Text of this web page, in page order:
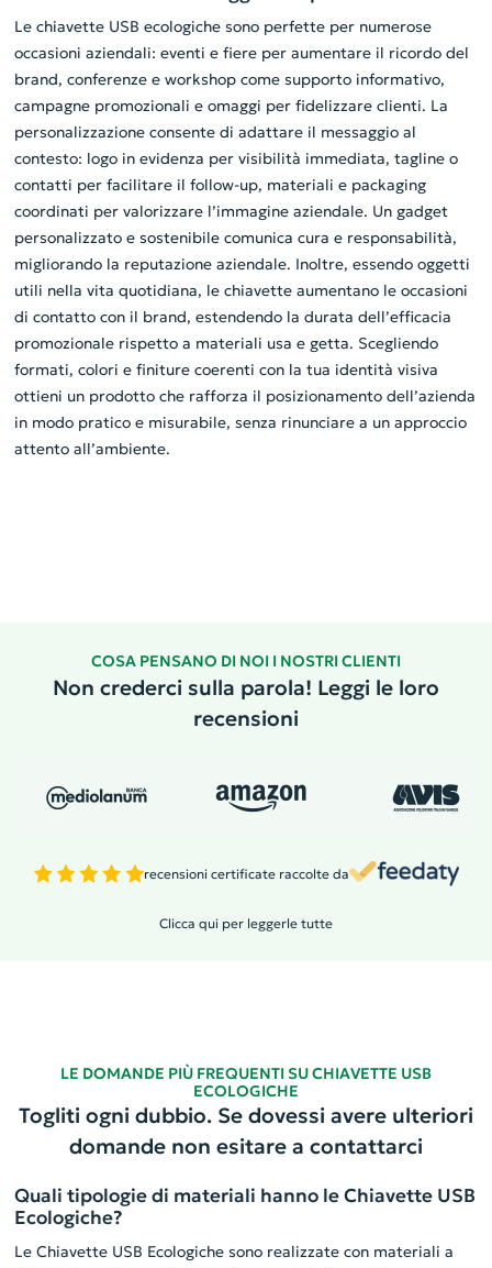
Le chiavette USB ecologiche sono perfette per numerose
occasioni aziendali: eventi e fiere per aumentare il ricordo del
brand, conferenze e workshop come supporto informativo,
campagne promozionali e omaggi per fidelizzare clienti. La
personalizzazione consente di adattare il messaggio al
contesto: logo in evidenza per visibilità immediata, tagline o
contatti per facilitare il follow-up, materiali e packaging
coordinati per valorizzare l’immagine aziendale. Un gadget
personalizzato e sostenibile comunica cura e responsabilità,
migliorando la reputazione aziendale. Inoltre, essendo oggetti
utili nella vita quotidiana, le chiavette aumentano le occasioni
di contatto con il brand, estendendo la durata dell’efficacia
promozionale rispetto a materiali usa e getta. Scegliendo
formati, colori e finiture coerenti con la tua identità visiva
ottieni un prodotto che rafforza il posizionamento dell’azienda
in modo pratico e misurabile, senza rinunciare a un approccio
attento all’ambiente.
COSA PENSANO DI NOI I NOSTRI CLIENTI
Non crederci sulla parola! Leggi le loro
recensioni
recensioni certificate raccolte da
Clicca qui per leggerle tutte
LE DOMANDE PIÙ FREQUENTI SU CHIAVETTE USB
ECOLOGICHE
Togliti ogni dubbio. Se dovessi avere ulteriori
domande non esitare a contattarci
Quali tipologie di materiali hanno le Chiavette USB
Ecologiche?
Le Chiavette USB Ecologiche sono realizzate con materiali a